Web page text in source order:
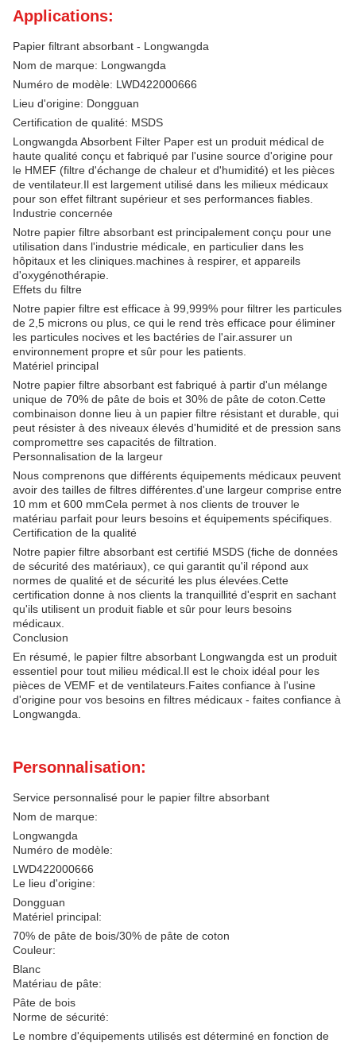
Applications:
Papier filtrant absorbant - Longwangda
Nom de marque: Longwangda
Numéro de modèle: LWD422000666
Lieu d'origine: Dongguan
Certification de qualité: MSDS
Longwangda Absorbent Filter Paper est un produit médical de
haute qualité conçu et fabriqué par l'usine source d'origine pour
le HMEF (filtre d'échange de chaleur et d'humidité) et les pièces
de ventilateur.Il est largement utilisé dans les milieux médicaux
pour son effet filtrant supérieur et ses performances fiables.
Industrie concernée
Notre papier filtre absorbant est principalement conçu pour une
utilisation dans l'industrie médicale, en particulier dans les
hôpitaux et les cliniques.machines à respirer, et appareils
d'oxygénothérapie.
Effets du filtre
Notre papier filtre est efficace à 99,999% pour filtrer les particules
de 2,5 microns ou plus, ce qui le rend très efficace pour éliminer
les particules nocives et les bactéries de l'air.assurer un
environnement propre et sûr pour les patients.
Matériel principal
Notre papier filtre absorbant est fabriqué à partir d'un mélange
unique de 70% de pâte de bois et 30% de pâte de coton.Cette
combinaison donne lieu à un papier filtre résistant et durable, qui
peut résister à des niveaux élevés d'humidité et de pression sans
compromettre ses capacités de filtration.
Personnalisation de la largeur
Nous comprenons que différents équipements médicaux peuvent
avoir des tailles de filtres différentes.d'une largeur comprise entre
10 mm et 600 mmCela permet à nos clients de trouver le
matériau parfait pour leurs besoins et équipements spécifiques.
Certification de la qualité
Notre papier filtre absorbant est certifié MSDS (fiche de données
de sécurité des matériaux), ce qui garantit qu'il répond aux
normes de qualité et de sécurité les plus élevées.Cette
certification donne à nos clients la tranquillité d'esprit en sachant
qu'ils utilisent un produit fiable et sûr pour leurs besoins
médicaux.
Conclusion
En résumé, le papier filtre absorbant Longwangda est un produit
essentiel pour tout milieu médical.Il est le choix idéal pour les
pièces de VEMF et de ventilateurs.Faites confiance à l'usine
d'origine pour vos besoins en filtres médicaux - faites confiance à
Longwangda.
Personnalisation:
Service personnalisé pour le papier filtre absorbant
Nom de marque:
Longwangda
Numéro de modèle:
LWD422000666
Le lieu d'origine:
Dongguan
Matériel principal:
70% de pâte de bois/30% de pâte de coton
Couleur:
Blanc
Matériau de pâte:
Pâte de bois
Norme de sécurité:
Le nombre d'équipements utilisés est déterminé en fonction de